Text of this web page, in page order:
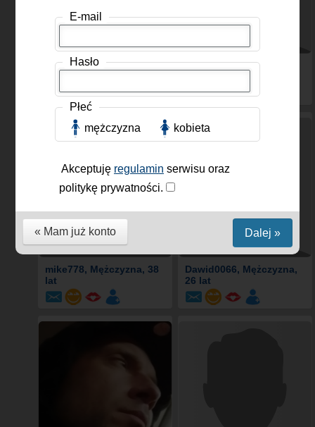
JAKUS, Mężczyzna, 18
Szymonjsm18,
mike778, Mężczyzna, 38
lat
Dawid0066, Mężczyzna,
26 lat
E-mail
Hasło
Płeć
mężczyzna
kobieta
Akceptuję regulamin serwisu oraz
politykę prywatności.
« Mam już konto Dalej »